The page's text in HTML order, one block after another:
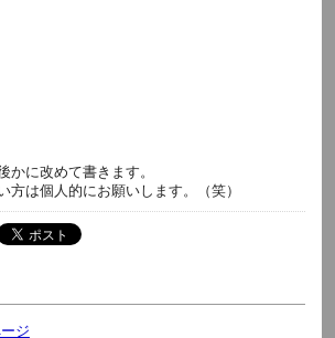
かに改めて書きます。
方は個人的にお願いします。（笑）
ジ